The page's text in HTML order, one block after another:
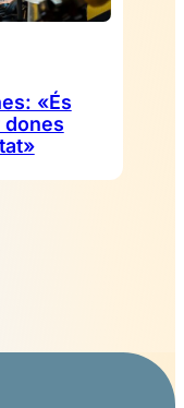
«És
dones